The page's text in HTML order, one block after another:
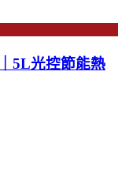
5L光控節能熱